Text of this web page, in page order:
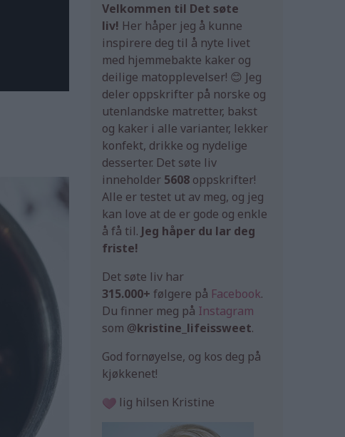
Velkommen til Det søte
liv! Her håper jeg å kunne
inspirere deg til å nyte livet
med hjemmebakte kaker og
deilige matopplevelser! 😊 Jeg
deler oppskrifter på norske og
utenlandske matretter, bakst
og kaker i alle varianter, lekker
konfekt, drikke og nydelige
desserter. Det søte liv
inneholder 5608 oppskrifter!
Alle er testet ut av meg, og jeg
kan love at de er gode og enkle
å få til. Jeg håper du lar deg
friste!
Det søte liv har
315.000+ følgere på Facebook.
Du finner meg på Instagram
som @kristine_lifeissweet.
God fornøyelse, og kos deg på
kjøkkenet!
lig hilsen Kristine